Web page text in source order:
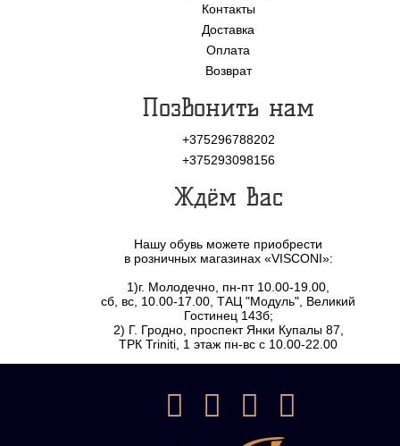
Контакты
Доставка
Оплата
Возврат
Позвонить нам
+375296788202
+375293098156
Ждём Вас
Нашу обувь можете приобрести
в розничных магазинах «VISCONI»:
1)г. Молодечно, пн-пт 10.00-19.00,
сб, вс, 10.00-17.00, ТАЦ "Модуль", Великий
Гостинец 143б;
2) Г. Гродно, проспект Янки Купалы 87,
ТРК Triniti, 1 этаж пн-вс с 10.00-22.00